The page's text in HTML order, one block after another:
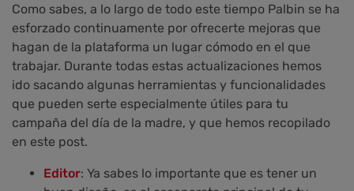
Como sabes, a lo largo de todo este tiempo Palbin se ha
esforzado continuamente por ofrecerte mejoras que
hagan de la plataforma un lugar cómodo en el que
trabajar. Durante todas estas actualizaciones hemos
ido sacando algunas herramientas y funcionalidades
que pueden serte especialmente útiles para tu
campaña del día de la madre, y que hemos recopilado
en este post.
Editor: Ya sabes lo importante que es tener un